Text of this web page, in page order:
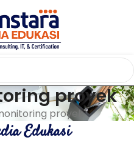
proyek
proyek"
Edukasi